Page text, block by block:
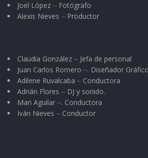
Joel López ⏤ Fotógrafo
Alexis Nieves ⏤ Productor
Claudia González ⏤ Jefa de personal
Juan Carlos Romero ⏤. Diseñador Gráfico
Adilene Ruvalcaba ⏤ Conductora
Adrián Flores ⏤ DJ y sonido.
Mari Aguilar ⏤. Conductora
Iván Nieves ⏤ Conductor